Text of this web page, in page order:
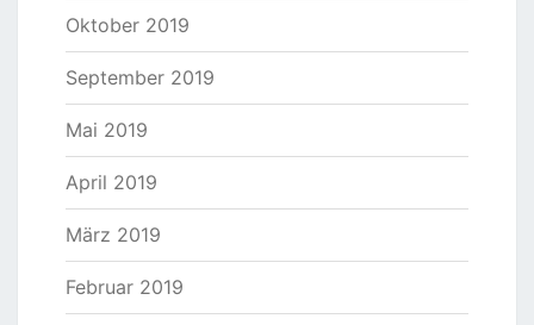
Oktober 2019
September 2019
Mai 2019
April 2019
März 2019
Februar 2019